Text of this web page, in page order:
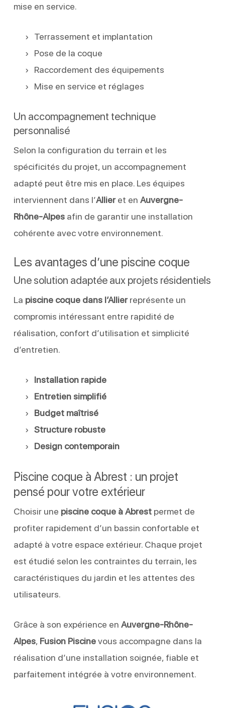
mise en service.
Terrassement et implantation
Pose de la coque
Raccordement des équipements
Mise en service et réglages
Un accompagnement technique
personnalisé
Selon la configuration du terrain et les
spécificités du projet, un accompagnement
adapté peut être mis en place. Les équipes
interviennent dans l’Allieret en Auvergne-
Rhône-Alpesafin de garantir une installation
cohérente avec votre environnement.
Les avantages d’une piscine coque
Une solution adaptée aux projets résidentiels
La piscine coque dans l’Allierreprésente un
compromis intéressant entre rapidité de
réalisation, confort d’utilisation et simplicité
d’entretien.
Installation rapide
Entretien simplifié
Budget maîtrisé
Structure robuste
Design contemporain
Piscine coque à Abrest : un projet
pensé pour votre extérieur
Choisir une piscine coque à Abrestpermet de
profiter rapidement d’un bassin confortable et
adapté à votre espace extérieur. Chaque projet
est étudié selon les contraintes du terrain, les
caractéristiques du jardin et les attentes des
utilisateurs.
Grâce à son expérience en Auvergne-Rhône-
Alpes, Fusion Piscinevous accompagne dans la
réalisation d’une installation soignée, fiable et
parfaitement intégrée à votre environnement.